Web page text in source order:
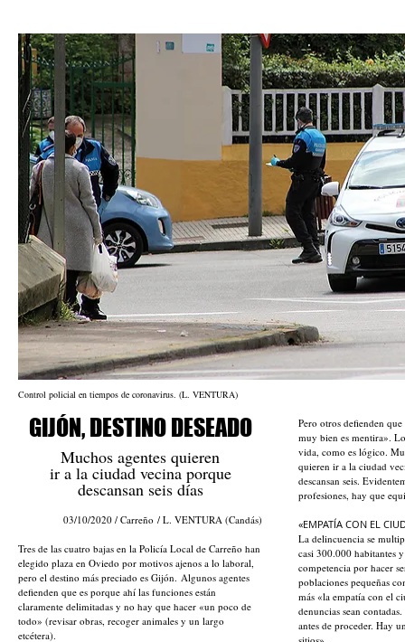
Control policial en tiempos de coronavirus. (L. VENTURA)
GIJÓN, DESTINO DESEADO
Muchos agentes quieren
ir a la ciudad vecina porque
descansan seis días
03/10/2020 / Carreño / L. VENTURA (Candás)
Tres de las cuatro bajas en la Policía Local de Carreño han
elegido plaza en Oviedo por motivos ajenos a lo laboral,
pero el destino más preciado es Gijón. Algunos agentes
defienden que es porque ahí las funciones están
claramente delimitadas y no hay que hacer «un poco de
todo» (revisar obras, recoger animales y un largo
etcétera).
Pero otros defienden
muy bien es mentira».
vida, como es lógico.
quieren ir a la ciudad
descansan seis.
profesiones, hay que
«EMPATÍA CON EL
La delincuencia se
casi 300.000 habitantes
competencia por hacer
poblaciones pequeñas
más «la empatía con el
denuncias sean
antes de proceder. Hay